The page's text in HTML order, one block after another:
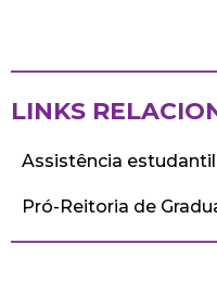
LINKS
Assistência estudantil
Pró-Reitoria de